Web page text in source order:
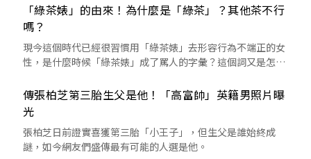
「綠茶婊」的由來！為什麼是「綠茶」？其他茶不行
嗎？
現今這個時代已經很習慣用「綠茶婊」去形容行為不端正的女
性，是什麼時候「綠茶婊」成了罵人的字彙？這個詞又是怎麼
傳張柏芝第三胎生父是他！「高富帥」英籍男照片曝
光
張柏芝日前證實喜獲第三胎「小王子」，但生父是誰始終成
謎，如今網友們盛傳最有可能的人選是他。